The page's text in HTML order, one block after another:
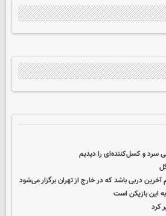
و کسل‌کننده‌ای را دیدیم
دربی باشد که در خارج از تهران برگزار می‌شود
این بازیکن است
کرد